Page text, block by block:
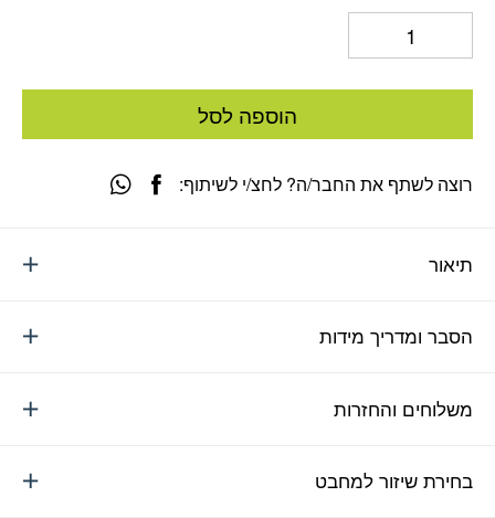
הוספה לסל
תיאור
הסבר ומדריך מידות
משלוחים והחזרות
בחירת שיזור למחבט
רוצה לשתף את החבר/ה? לחצ/י לשיתוף: